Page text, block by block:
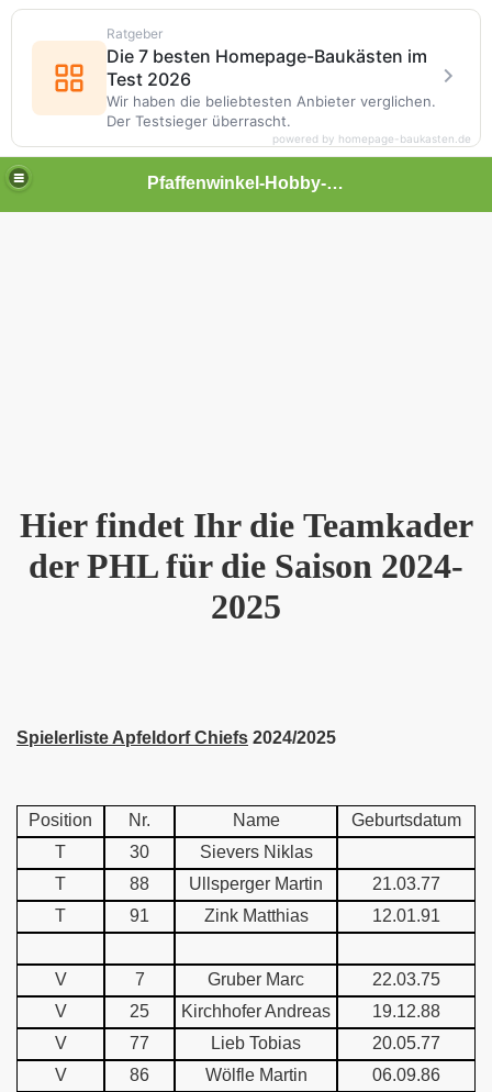
Pfaffenwinkel-Hobby-Liga
Hier findet Ihr die Teamkader
der PHL für die Saison 2024-
2025
Spielerliste Apfeldorf Chiefs 2024/2025
Position Nr. Name
Geburtsdatum
T
30
Sievers Niklas
T
88 Ullsperger Martin
21.03.77
T
91 Zink Matthias 12.01.91
V 7 Gruber Marc
22.03.75
V
25 Kirchhofer Andreas
19.12.88
V
77 Lieb Tobias
20.05.77
V
86 Wölfle Martin 06.09.86
Ratgeber
Die 7 besten Homepage-Baukästen im
Test 2026
Wir haben die beliebtesten Anbieter verglichen.
Der Testsieger überrascht.
powered by homepage-baukasten.de